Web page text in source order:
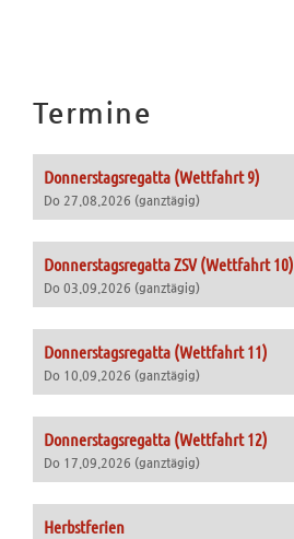
Termine
Donnerstagsregatta (Wettfahrt 9)
Do 27.08.2026 (ganztägig)
Donnerstagsregatta ZSV (Wettfahrt 10)
Do 03.09.2026 (ganztägig)
Donnerstagsregatta (Wettfahrt 11)
Do 10.09.2026 (ganztägig)
Donnerstagsregatta (Wettfahrt 12)
Do 17.09.2026 (ganztägig)
Herbstferien